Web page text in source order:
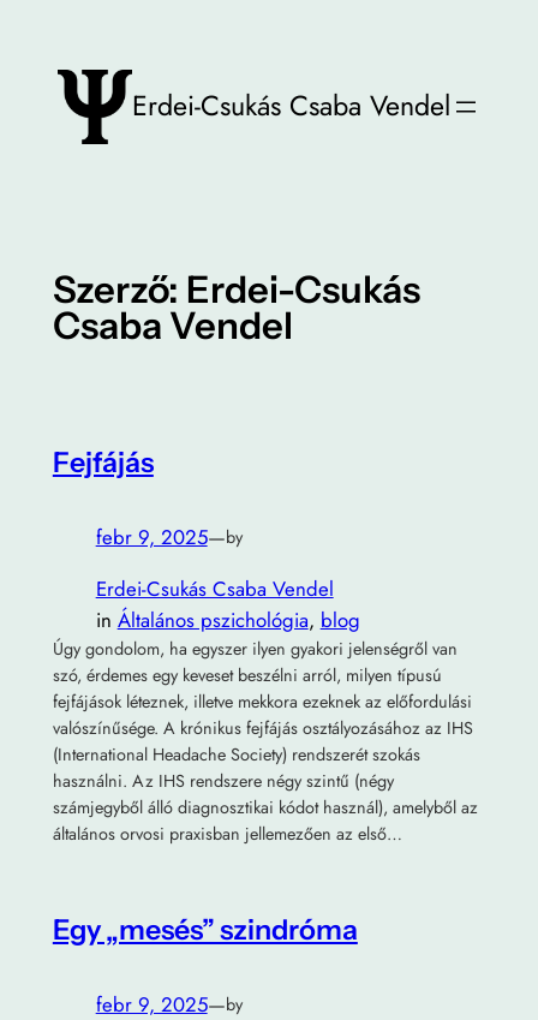
tartalomhoz
Erdei-Csukás Csaba Vendel
Szerző: Erdei-Csukás
Csaba Vendel
Fejfájás
febr 9, 2025—by
Erdei-Csukás Csaba Vendel
in Általános pszichológia, blog
Úgy gondolom, ha egyszer ilyen gyakori jelenségről van
szó, érdemes egy keveset beszélni arról, milyen típusú
fejfájások léteznek, illetve mekkora ezeknek az előfordulási
valószínűsége. A krónikus fejfájás osztályozásához az IHS
(International Headache Society) rendszerét szokás
használni. Az IHS rendszere négy szintű (négy
számjegyből álló diagnosztikai kódot használ), amelyből az
általános orvosi praxisban jellemezően az első…
Egy „mesés” szindróma
febr 9, 2025—by